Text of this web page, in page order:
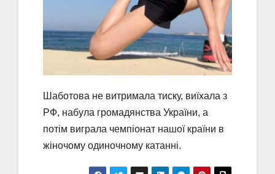
Шаботова не витримала тиску, виїхала з
РФ, набула громадянства України, а
потім виграла чемпіонат нашої країни в
жіночому одиночному катанні.